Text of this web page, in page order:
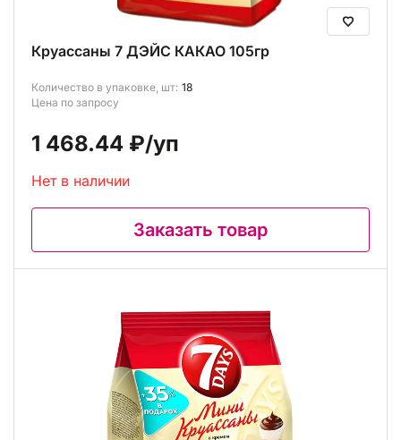
Круассаны 7 ДЭЙС КАКАО 105гр
Количество в упаковке, шт: 18
Цена по запросу
1 468.44 ₽/уп
Нет в наличии
Заказать товар